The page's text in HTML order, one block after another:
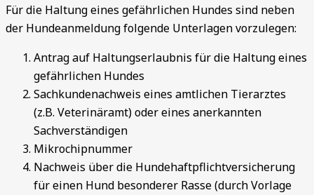
Für die Haltung eines gefährlichen Hundes sind neben
der Hundeanmeldung folgende Unterlagen vorzulegen:
Antrag auf Haltungserlaubnis für die Haltung eines
gefährlichen Hundes
Sachkundenachweis eines amtlichen Tierarztes
(z.B. Veterinäramt) oder eines anerkannten
Sachverständigen
Mikrochipnummer
Nachweis über die Hundehaftpflichtversicherung
für einen Hund besonderer Rasse (durch Vorlage